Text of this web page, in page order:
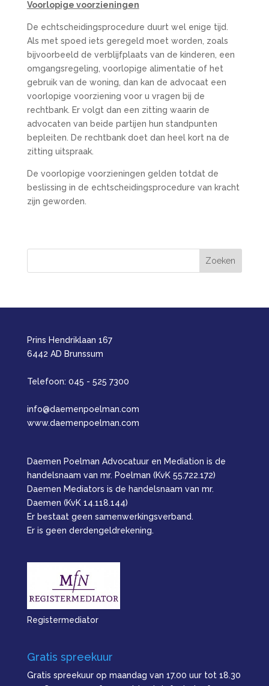
Voorlopige voorzieningen
De echtscheidingsprocedure duurt wel enige tijd.
Als met spoed iets geregeld moet worden, zoals
bijvoorbeeld de verblijfplaats van de kinderen, een
omgangsregeling, voorlopige alimentatie of het
gebruik van de woning, dan kan de advocaat een
voorlopige voorziening voor u vragen bij de
rechtbank. Er volgt dan een zitting waarin de
advocaten van beide partijen hun standpunten
bepleiten. De rechtbank doet dan heel kort na de
zitting uitspraak.
De voorlopige voorzieningen gelden totdat de
beslissing in de echtscheidingsprocedure van kracht
zijn geworden.
Prins Hendriklaan 167
6442 AD Brunssum
Telefoon: 045 - 525 7300
info@daemenpoelman.com
www.daemenpoelman.com
Daemen Poelman Advocatuur en Mediation is de
handelsnaam van mr. Poelman (KvK 55.722.172)
Daemen Mediators is de handelsnaam van mr.
Daemen (KvK 14.118.144)
Er bestaat geen samenwerkingsverband.
Er is geen derdengeldrekening.
Registermediator
Gratis spreekuur
Gratis spreekuur op maandag van 17.00 uur tot 18.30